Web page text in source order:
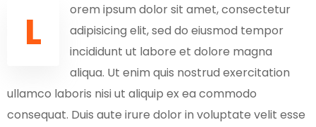
L
orem ipsum dolor sit amet, consectetur
adipisicing elit, sed do eiusmod tempor
incididunt ut labore et dolore magna
aliqua. Ut enim quis nostrud exercitation
ullamco laboris nisi ut aliquip ex ea commodo
consequat. Duis aute irure dolor in voluptate velit esse